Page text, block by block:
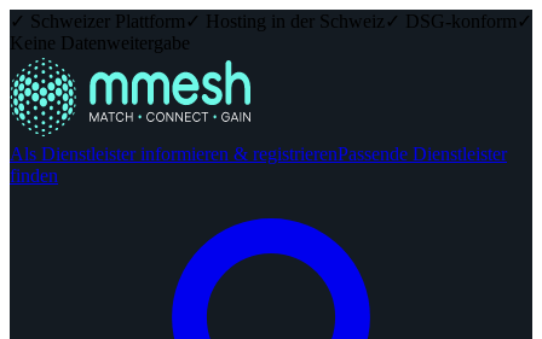
✓ Schweizer Plattform ✓ Hosting in der Schweiz ✓ DSG-konform ✓
Keine Datenweitergabe
Als Dienstleister informieren & registrierenPassende Dienstleister
finden